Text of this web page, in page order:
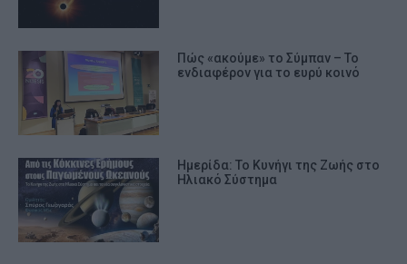
Πώς «ακούμε» το Σύμπαν – Το
ενδιαφέρον για το ευρύ κοινό
Ημερίδα: Το Κυνήγι της Ζωής στο
Ηλιακό Σύστημα